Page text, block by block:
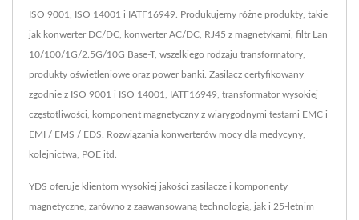
ISO 9001, ISO 14001 i IATF16949. Produkujemy różne produkty, takie
jak konwerter DC/DC, konwerter AC/DC, RJ45 z magnetykami, filtr Lan
10/100/1G/2.5G/10G Base-T, wszelkiego rodzaju transformatory,
produkty oświetleniowe oraz power banki. Zasilacz certyfikowany
zgodnie z ISO 9001 i ISO 14001, IATF16949, transformator wysokiej
częstotliwości, komponent magnetyczny z wiarygodnymi testami EMC i
EMI / EMS / EDS. Rozwiązania konwerterów mocy dla medycyny,
kolejnictwa, POE itd.
YDS oferuje klientom wysokiej jakości zasilacze i komponenty
magnetyczne, zarówno z zaawansowaną technologią, jak i 25-letnim